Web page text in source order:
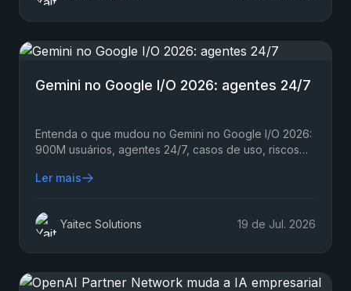
Gemini no Google I/O 2026: agentes 24/7
Entenda o que mudou no Gemini no Google I/O 2026:
900M usuários, agentes 24/7, casos de uso, riscos
segurança.
Ler mais
Yaitec Solutions 19 de Jul. 2026